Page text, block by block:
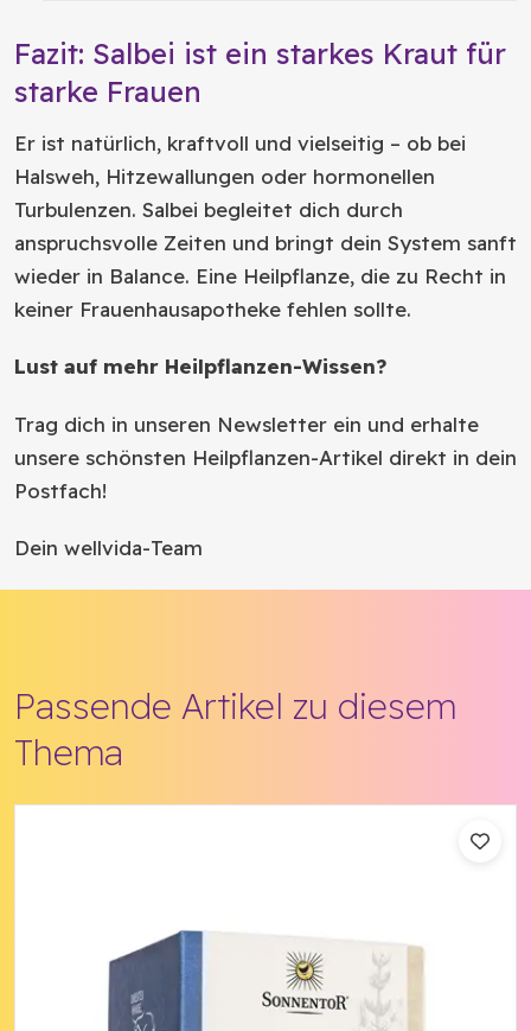
Fazit: Salbei ist ein starkes Kraut für
starke Frauen
Er ist natürlich, kraftvoll und vielseitig – ob bei
Halsweh, Hitzewallungen oder hormonellen
Turbulenzen. Salbei begleitet dich durch
anspruchsvolle Zeiten und bringt dein System sanft
wieder in Balance. Eine Heilpflanze, die zu Recht in
keiner Frauenhausapotheke fehlen sollte.
Lust auf mehr Heilpflanzen-Wissen?
Trag dich in unseren Newsletter ein und erhalte
unsere schönsten Heilpflanzen-Artikel direkt in dein
Postfach!
Dein wellvida-Team
Passende Artikel zu diesem
Thema